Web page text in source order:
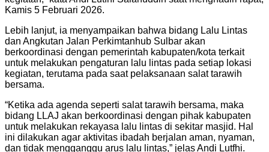
Kamis 5 Februari 2026.
Lebih lanjut, ia menyampaikan bahwa bidang Lalu Lintas
dan Angkutan Jalan Perkimtanhub Sulbar akan
berkoordinasi dengan pemerintah kabupaten/kota terkait
untuk melakukan pengaturan lalu lintas pada setiap lokasi
kegiatan, terutama pada saat pelaksanaan salat tarawih
bersama.
“Ketika ada agenda seperti salat tarawih bersama, maka
bidang LLAJ akan berkoordinasi dengan pihak kabupaten
untuk melakukan rekayasa lalu lintas di sekitar masjid. Hal
ini dilakukan agar aktivitas ibadah berjalan aman, nyaman,
dan tidak mengganggu arus lalu lintas,” jelas Andi Lutfhi.